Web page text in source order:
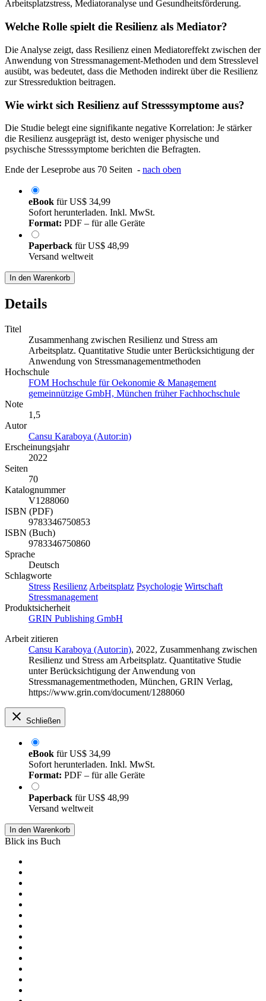
Arbeitsplatzstress, Mediatoranalyse und Gesundheitsförderung.
Welche Rolle spielt die Resilienz als Mediator?
Die Analyse zeigt, dass Resilienz einen Mediatoreffekt zwischen der
Anwendung von Stressmanagement-Methoden und dem Stresslevel
ausübt, was bedeutet, dass die Methoden indirekt über die Resilienz
zur Stressreduktion beitragen.
Wie wirkt sich Resilienz auf Stresssymptome aus?
Die Studie belegt eine signifikante negative Korrelation: Je stärker
die Resilienz ausgeprägt ist, desto weniger physische und
psychische Stresssymptome berichten die Befragten.
Ende der Leseprobe aus 70 Seiten - nach oben
eBook fürUS$ 34,99
Sofort herunterladen. Inkl. MwSt.
Format: PDF – für alle Geräte
Paperback fürUS$ 48,99
Versand weltweit
In den Warenkorb
Details
Titel
Zusammenhang zwischen Resilienz und Stress am
Arbeitsplatz. Quantitative Studie unter Berücksichtigung der
Anwendung von Stressmanagementmethoden
Hochschule
FOM Hochschule für Oekonomie & Management
gemeinnützige GmbH, München früher Fachhochschule
Note
1,5
Autor
Cansu Karaboya (Autor:in)
Erscheinungsjahr
2022
Seiten
70
Katalognummer
V1288060
ISBN (PDF)
9783346750853
ISBN (Buch)
9783346750860
Sprache
Deutsch
Schlagworte
Stress Resilienz Arbeitsplatz Psychologie Wirtschaft
Stressmanagement
Produktsicherheit
GRIN Publishing GmbH
Arbeit zitieren
Cansu Karaboya (Autor:in), 2022, Zusammenhang zwischen
Resilienz und Stress am Arbeitsplatz. Quantitative Studie
unter Berücksichtigung der Anwendung von
Stressmanagementmethoden, München, GRIN Verlag,
https://www.grin.com/document/1288060
Schließen
eBook fürUS$ 34,99
Sofort herunterladen. Inkl. MwSt.
Format: PDF – für alle Geräte
Paperback fürUS$ 48,99
Versand weltweit
In den Warenkorb
Blick ins Buch